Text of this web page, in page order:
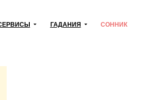
ГАДАНИЯ СОННИК